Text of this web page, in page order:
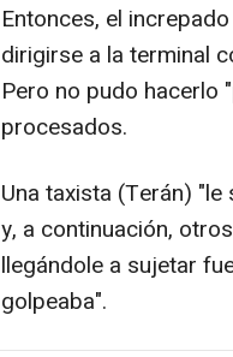
Entonces, el
dirigirse a la terminal
Pero no pudo hacerlo
procesados.
Una taxista (Terán)
y, a continuación,
llegándole a sujetar
golpeaba".